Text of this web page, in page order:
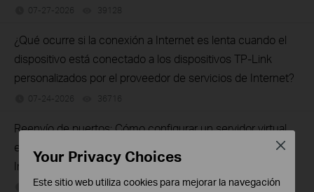
07-27-2026 39128
¿Qué ocurre si la conexión a Internet es lenta cuando el
dispositivo está conectado a los dispositivos TP-Link
personalizados por el proveedor de servicios de Internet?
07-24-2026 36716
Reenvío de puertos: Cómo configurar un servidor virtual
en un router TP-Link personalizado por el proveedor de
Internet
07-24-2026 51878 views
Your Privacy Choices
Este sitio web utiliza cookies para mejorar la navegación
Close